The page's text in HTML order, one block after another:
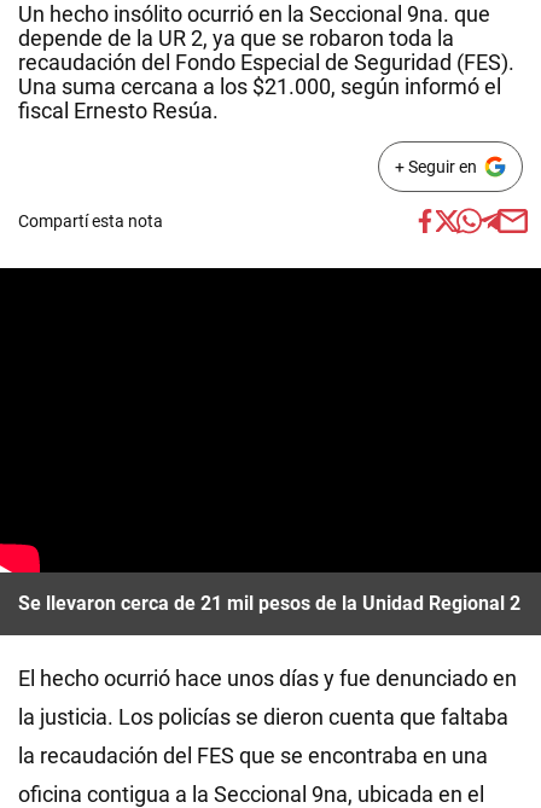
Un hecho insólito ocurrió en la Seccional 9na. que
depende de la UR 2, ya que se robaron toda la
recaudación del Fondo Especial de Seguridad (FES).
Una suma cercana a los $21.000, según informó el
fiscal Ernesto Resúa.
+ Seguir en
Compartí esta nota
Se llevaron cerca de 21 mil pesos de la Unidad Regional 2
El hecho ocurrió hace unos días y fue denunciado en
la justicia. Los policías se dieron cuenta que faltaba
la recaudación del FES que se encontraba en una
oficina contigua a la Seccional 9na, ubicada en el